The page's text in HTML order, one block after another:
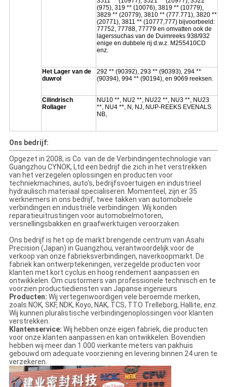
(975), 319 ** (10076), 3819 ** (10779),
3829 ** (20779), 3810 ** (777.771), 3820 **
(20771), 3811 ** (10777,777) bijvoorbeeld:
77752, 77788, 77779 en omvatten ook de
lagerssuchas van de Duimreeks 938/932
enige en dubbele rij d.w.z. M255410CD
enz.
Het Lager van de
duwrol
292 ** (90392), 293 ** (90393), 294 **
(90394), 994 ** (90194), en 9069 reeksen.
Cilindrisch
Rollager
NU10 **, NU2 **, NU22 **, NU3 **, NU23
**, NU4 **, N, NJ, NUP-REEKS EVENALS
NB,
Ons bedrijf:
Opgezet in 2008, is Co. van de de Verbindingentechnologie van
Guangzhou CYNOK, Ltd een bedrijf die zich in het verstrekken
van het verzegelen oplossingen en producten voor
techniekmachines, auto's, bedrijfsvoertuigen en industrieel
hydraulisch materiaal specialiseren. Momenteel, zijn er 35
werknemers in ons bedrijf, twee takken van automobiele
verbindingen en industriële verbindingen. Wij konden
reparatieuitrustingen voor automobielmotoren,
versnellingsbakken en graafwerktuigen veroorzaken.
Ons bedrijf is het op de markt brengende centrum van Asahi
Precision (Japan) in Guangzhou, verantwoordelijk voor de
verkoop van onze fabrieksverbindingen, naverkoopmarkt. De
fabriek kan ontwerptekeningen, verzegelde producten voor
klanten met kort cyclus en hoog rendement aanpassen en
ontwikkelen. Om custormers van professionele technisch en te
voorzien productiediensten van Japanse ingenieurs
Producten: Wij vertegenwoordigen vele beroemde merken,
zoals NOK, SKF, NDK, Koyo, NAK, TCS, TTO Trelleborg, Hallite, enz.
Wij kunnen pluralistische verbindingenoplossingen voor klanten
verstrekken.
Klantenservice: Wij hebben onze eigen fabriek, die producten
voor onze klanten aanpassen en kan ontwikkelen. Bovendien
hebben wij meer dan 1.000 vierkante meters van pakhuis
gebouwd om adequate voorziening en levering binnen 24 uren te
verzekeren.